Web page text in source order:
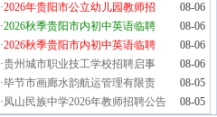
·2026年贵阳市公立幼儿园教师招
08-06
·2026秋季贵阳市内初中英语临聘
08-06
·2026秋季贵阳市内初中英语临聘
08-06
·贵州城市职业技工学校招聘启事
08-06
·毕节市画廊水韵航运管理有限责
08-05
·凤山民族中学2026年教师招聘公告 08-05